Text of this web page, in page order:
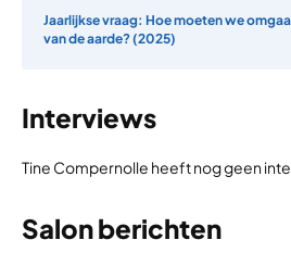
Jaarlijkse vraag: Hoe moeten we
van de aarde? (2025)
Interviews
Tine Compernolle heeft nog geen
Salon berichten